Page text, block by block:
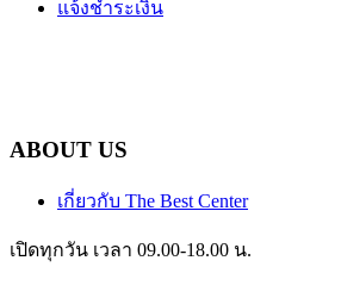
แจ้งชำระเงิน
ABOUT US
เกี่ยวกับ The Best Center
เปิดทุกวัน เวลา 09.00-18.00 น.